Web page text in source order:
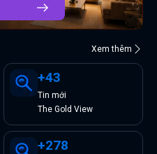
Xem thêm
+43
Tin mới
The Gold View
+278